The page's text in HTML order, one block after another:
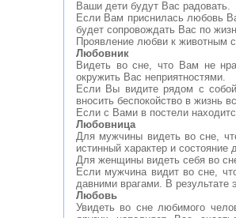
Ваши дети будут Вас радовать.
Если Вам приснилась любовь
будет сопровождать Вас по
Проявление любви к животным
Любовник
Видеть во сне, что Вам не
окружить Вас неприятностями.
Если Вы видите рядом с
вносить беспокойство в жизнь
Если с Вами в постели
Любовница
Для мужчины видеть во сне,
истинный характер и состояние
Для женщины видеть себя во
Если мужчина видит во сне,
давними врагами. В результате
Любовь
Увидеть во сне любимого